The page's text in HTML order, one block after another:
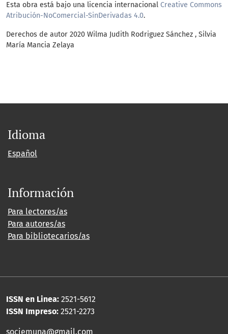
Esta obra está bajo una licencia internacional Creative Commons
Atribución-NoComercial-SinDerivadas 4.0.
Derechos de autor 2020 Wilma Judith Rodriguez Sánchez , Silvia
María Mancia Zelaya
Idioma
Español
Información
Para lectores/as
Para autores/as
Para bibliotecarios/as
ISSN en Linea: 2521-5612
ISSN Impreso: 2521-2273
sociemuna@gmail.com